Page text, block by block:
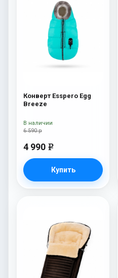
Конверт Esspero Egg
Breeze
6 590 р
4 990 e
Купить
В наличии